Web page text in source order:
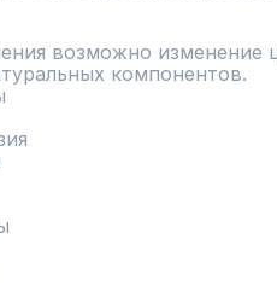
возможно изменение
компонентов.